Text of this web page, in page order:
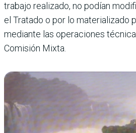
trabajo realizado, no podían
el Tratado o por lo materializado
mediante las operaciones
Comisión Mixta.